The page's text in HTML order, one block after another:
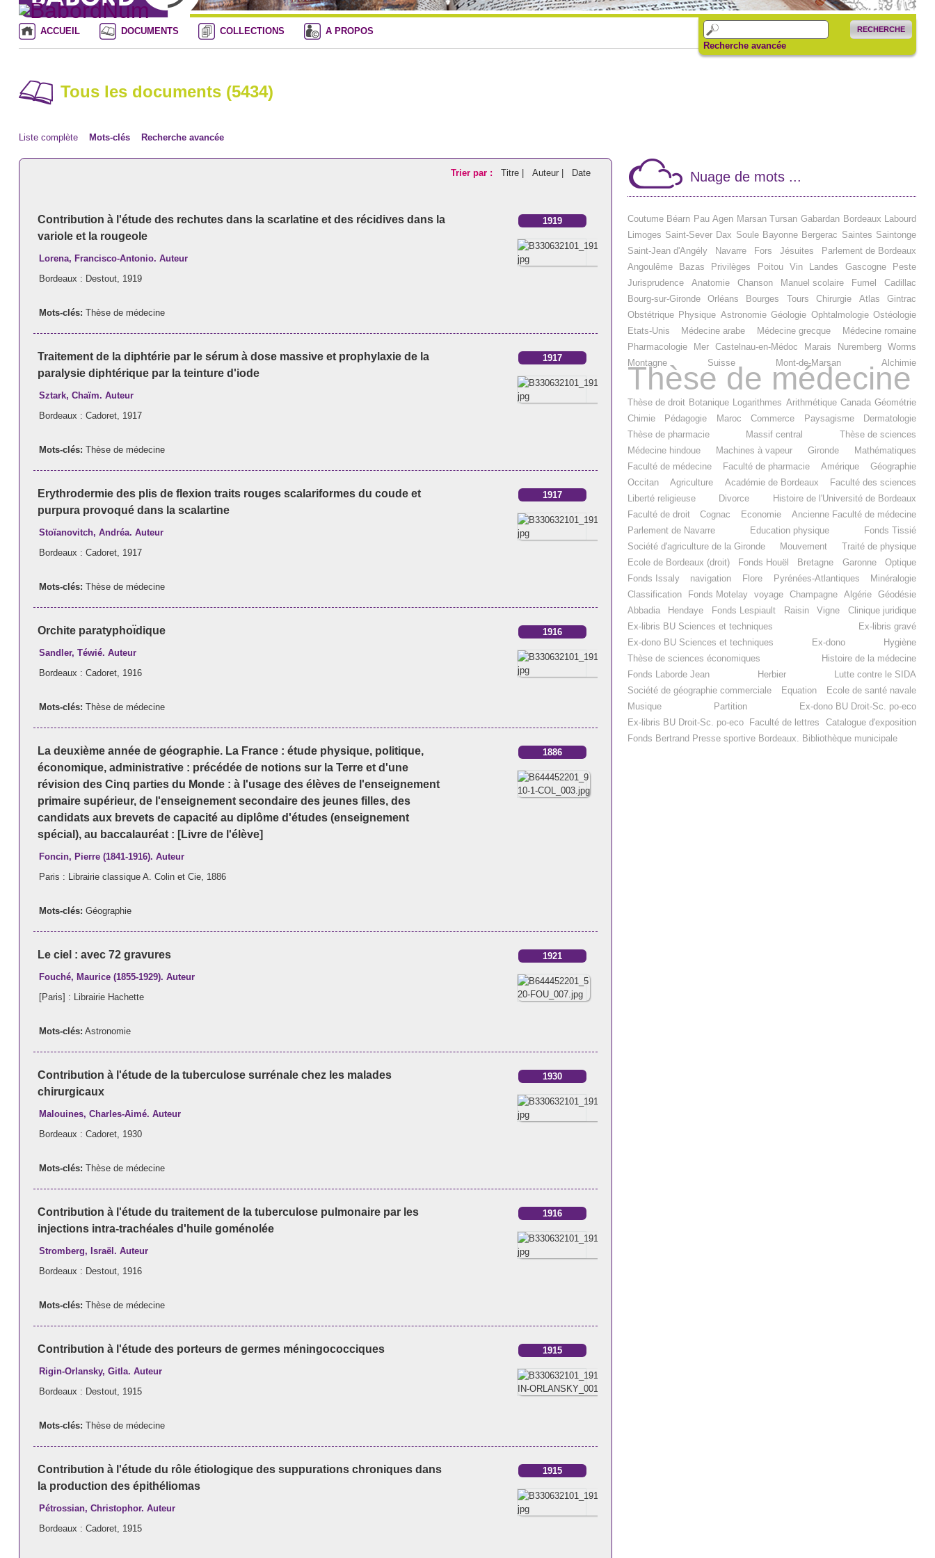
RECHERCHE
Recherche avancée
ACCUEIL DOCUMENTS COLLECTIONS A PROPOS
Tous les documents (5434)
Liste complète Mots-clés Recherche avancée
Trier par : Titre | Auteur | Date
Contribution à l'étude des rechutes dans la scarlatine et des récidives dans la
variole et la rougeole
1919
Lorena, Francisco-Antonio. Auteur
Bordeaux : Destout, 1919
Mots-clés: Thèse de médecine
Traitement de la diphtérie par le sérum à dose massive et prophylaxie de la
paralysie diphtérique par la teinture d'iode
1917
Sztark, Chaïm. Auteur
Bordeaux : Cadoret, 1917
Mots-clés: Thèse de médecine
Erythrodermie des plis de flexion traits rouges scalariformes du coude et
purpura provoqué dans la scalartine
1917
Stoïanovitch, Andréa. Auteur
Bordeaux : Cadoret, 1917
Mots-clés: Thèse de médecine
Orchite paratyphoı̈dique
1916
Sandler, Téwié. Auteur
Bordeaux : Cadoret, 1916
Mots-clés: Thèse de médecine
La deuxième année de géographie. La France : étude physique, politique,
économique, administrative : précédée de notions sur la Terre et d'une
révision des Cinq parties du Monde : à l'usage des élèves de l'enseignement
primaire supérieur, de l'enseignement secondaire des jeunes filles, des
candidats aux brevets de capacité au diplôme d'études (enseignement
spécial), au baccalauréat : [Livre de l'élève]
1886
Foncin, Pierre (1841-1916). Auteur
Paris : Librairie classique A. Colin et Cie, 1886
Mots-clés: Géographie
Le ciel : avec 72 gravures
1921
Fouché, Maurice (1855-1929). Auteur
[Paris] : Librairie Hachette
Mots-clés: Astronomie
Contribution à l'étude de la tuberculose surrénale chez les malades
chirurgicaux
1930
Malouines, Charles-Aimé. Auteur
Bordeaux : Cadoret, 1930
Mots-clés: Thèse de médecine
Contribution à l'étude du traitement de la tuberculose pulmonaire par les
injections intra-trachéales d'huile goménolée
1916
Stromberg, Israël. Auteur
Bordeaux : Destout, 1916
Mots-clés: Thèse de médecine
Contribution à l'étude des porteurs de germes méningococciques
1915
Rigin-Orlansky, Gitla. Auteur
Bordeaux : Destout, 1915
Mots-clés: Thèse de médecine
Contribution à l'étude du rôle étiologique des suppurations chroniques dans
la production des épithéliomas
1915
Pétrossian, Christophor. Auteur
Bordeaux : Cadoret, 1915
Nuage de mots ...
Coutume Béarn Pau Agen Marsan Tursan Gabardan Bordeaux
Labourd
Limoges Saint-Sever Dax Soule Bayonne Bergerac Saintes Saintonge
Saint-Jean d'Angély
Navarre Fors Jésuites
Parlement de Bordeaux
Angoulême
Bazas Privilèges Poitou Vin Landes Gascogne
Peste
Jurisprudence
Anatomie Chanson Manuel scolaire Fumel
Cadillac
Bourg-sur-Gironde
Orléans Bourges Tours Chirurgie Atlas
Gintrac
Obstétrique Physique Astronomie Géologie Ophtalmologie Ostéologie
Etats-Unis
Médecine arabe Médecine grecque
Médecine romaine
Pharmacologie
Mer Castelnau-en-Médoc Marais Nuremberg
Worms
Montagne
Suisse Mont-de-Marsan Alchimie
Thèse de médecine
Thèse de droit Botanique Logarithmes Arithmétique Canada Géométrie
Chimie
Pédagogie Maroc Commerce Paysagisme
Dermatologie
Thèse de pharmacie
Massif central
Thèse de sciences
Médecine hindoue
Machines à vapeur Gironde
Mathématiques
Faculté de médecine
Faculté de pharmacie Amérique
Géographie
Occitan
Agriculture Académie de Bordeaux
Faculté des sciences
Liberté religieuse
Divorce
Histoire de l'Université de Bordeaux
Faculté de droit
Cognac Economie
Ancienne Faculté de médecine
Parlement de Navarre
Education physique
Fonds Tissié
Société d'agriculture de la Gironde
Mouvement
Traité de physique
Ecole de Bordeaux (droit)
Fonds Houël Bretagne Garonne
Optique
Fonds Issaly
navigation Flore Pyrénées-Atlantiques
Minéralogie
Classification
Fonds Motelay voyage Champagne Algérie
Géodésie
Abbadia
Hendaye Fonds Lespiault Raisin Vigne
Clinique juridique
Ex-libris BU Sciences et techniques
Ex-libris gravé
Ex-dono BU Sciences et techniques
Ex-dono
Hygiène
Thèse de sciences économiques
Histoire de la médecine
Fonds Laborde Jean
Herbier
Lutte contre le SIDA
Société de géographie commerciale
Equation
Ecole de santé navale
Musique
Partition
Ex-dono BU Droit-Sc. po-eco
Ex-libris BU Droit-Sc. po-eco
Faculté de lettres
Catalogue d'exposition
Fonds Bertrand Presse sportive Bordeaux. Bibliothèque municipale